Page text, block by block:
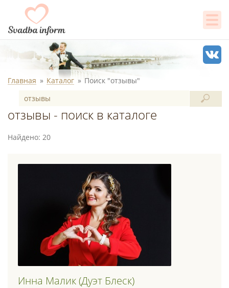
Главная Каталог Поиск "отзывы"
отзывы - поиск в каталоге
Найдено: 20
Инна Малик (дуэт Блеск)